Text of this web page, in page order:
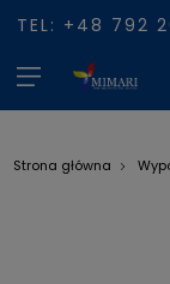
TEL: +48 792
Strona główna